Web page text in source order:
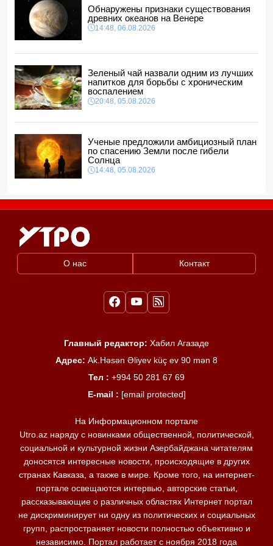
представителей, одного назначил на новую должность
14:00, 06.08.2026
Прогноз погоды в Азербайджане на 7 августа
12:48, 06.08.2026
гибелью граждан Азербайджана в Азовском и Чёрном
морях
12:40, 06.08.2026
Обнаружены признаки существования
древних океанов на Венере
14:48, 06.08.2026
Зеленый чай назвали одним из лучших
напитков для борьбы с хроническим
воспалением
20:48, 05.08.2026
Ученые предложили амбициозный план
по спасению Земли после гибели
Солнца
14:48, 05.08.2026
О нас Контакт
Главный редактор: Хабил Агазаде
Адрес: Ak.Həsən Əliyev küç ev 90 mən 8
Тел : +994 50 281 67 69
E-mail : [email protected]
На Информационном портале
Utro.az наряду с новинками общественной, политической,
социальной и культурной жизни Азербайджана читателям
доносятся интересные новости, происходящие в других
странах Кавказа, а также в мире. Кроме того, на интернет-
портале освещаются интервью, авторские статьи,
рассказывающие о различных областях Интернет портал
не дискриминирует ни одну из политических и социальных
групп, распространяет новости полностью объективно и
независимо. Портал работает с ноября 2018 года